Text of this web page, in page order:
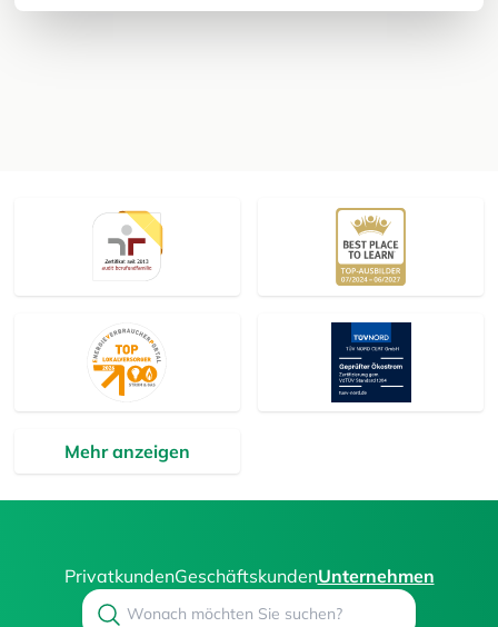
Mehr anzeigen
PrivatkundenGeschäftskundenUnternehmen
Search